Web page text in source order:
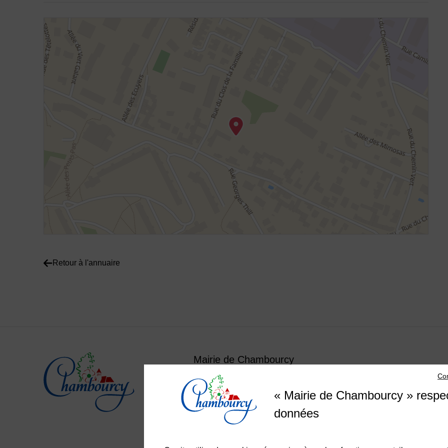
48.903808898481,2.04598575872026
Retour à l'annuaire
Mairie de Chambourcy
Place Charles de Gaulle 78240 CHAMBOURCY
Le lundi de 13h30 à 18h
Du mardi au vendredi de 8h30 à 12h et de 13h30 à 17h30
Le samedi de 8h30 à 12h
« Mairie de Chambourcy »
données